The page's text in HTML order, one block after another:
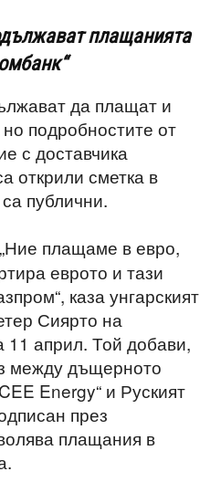
плащанията
да плащат и
но подробностите от
с доставчика
открили сметка в
публични.
плащаме в евро,
еврото и тази
каза унгарският
Сиярто на
април. Той добави,
между дъщерното
Energy“ и Руският
през
плащания в